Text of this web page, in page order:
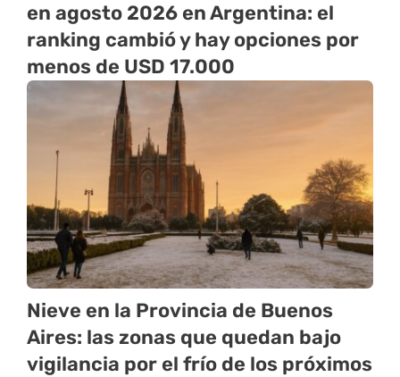
en agosto 2026 en Argentina: el
ranking cambió y hay opciones por
menos de USD 17.000
Nieve en la Provincia de Buenos
Aires: las zonas que quedan bajo
vigilancia por el frío de los próximos